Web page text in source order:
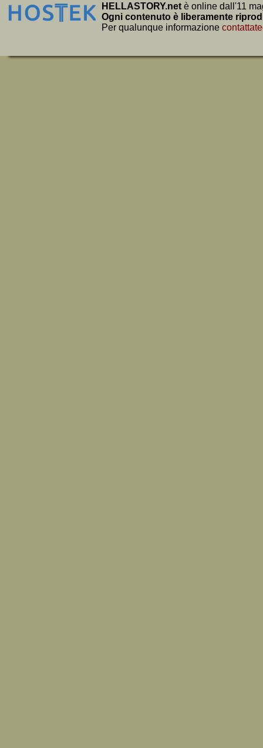
HELLASTORY.net è online dall'11
Ogni contenuto è liberamente
Per qualunque informazione